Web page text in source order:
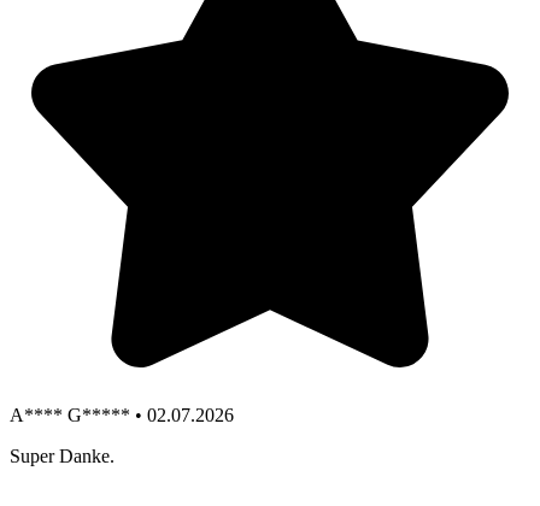
A**** G***** • 02.07.2026
Super Danke.